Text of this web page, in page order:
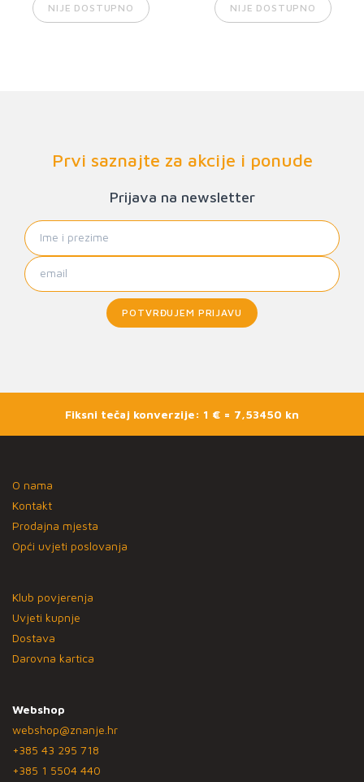
NIJE DOSTUPNO NIJE DOSTUPNO
Prvi saznajte za akcije i ponude
Prijava na newsletter
POTVRĐUJEM PRIJAVU
Fiksni tečaj konverzije: 1 € = 7,53450 kn
O nama
Kontakt
Prodajna mjesta
Opći uvjeti poslovanja
Klub povjerenja
Uvjeti kupnje
Dostava
Darovna kartica
Webshop
webshop@znanje.hr
+385 43 295 718
+385 1 5504 440